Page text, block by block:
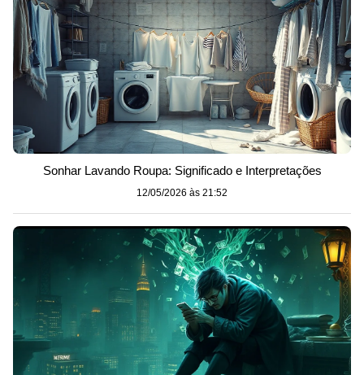
Sonhar Lavando Roupa: Significado e Interpretações
12/05/2026 às 21:52